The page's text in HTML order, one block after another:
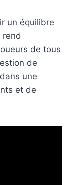
un équilibre
rend
de tous
de
une
et de